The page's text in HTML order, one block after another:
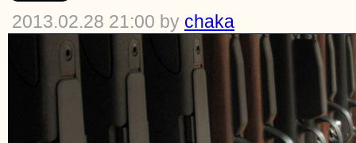
2013.02.28 21:00 by chaka